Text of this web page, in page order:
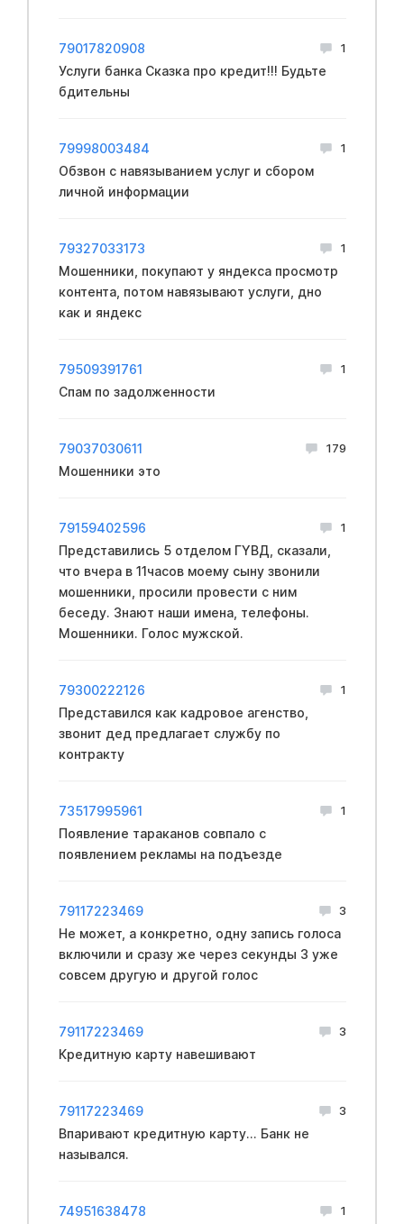
79017820908 1
Услуги банка Сказка про кредит!!! Будьте
бдительны
79998003484 1
Обзвон с навязыванием услуг и сбором
личной информации
79327033173 1
Мошенники, покупают у яндекса просмотр
контента, потом навязывают услуги, дно
как и яндекс
79509391761 1
Спам по задолженности
79037030611 179
Мошенники это
79159402596 1
Представились 5 отделом ГYBД, сказали,
что вчера в 11часов моему сыну звонили
мошенники, просили провести с ним
беседу. Знают наши имена, телефоны.
Мошенники. Голос мужской.
79300222126 1
Представился как кадровое агенство,
звонит дед предлагает службу по
контракту
73517995961 1
Появление тараканов совпало с
появлением рекламы на подъезде
79117223469 3
Не может, а конкретно, одну запись голоса
включили и сразу же через секунды 3 уже
совсем другую и другой голос
79117223469 3
Кредитную карту навешивают
79117223469 3
Впаривают кредитную карту... Банк не
назывался.
74951638478 1